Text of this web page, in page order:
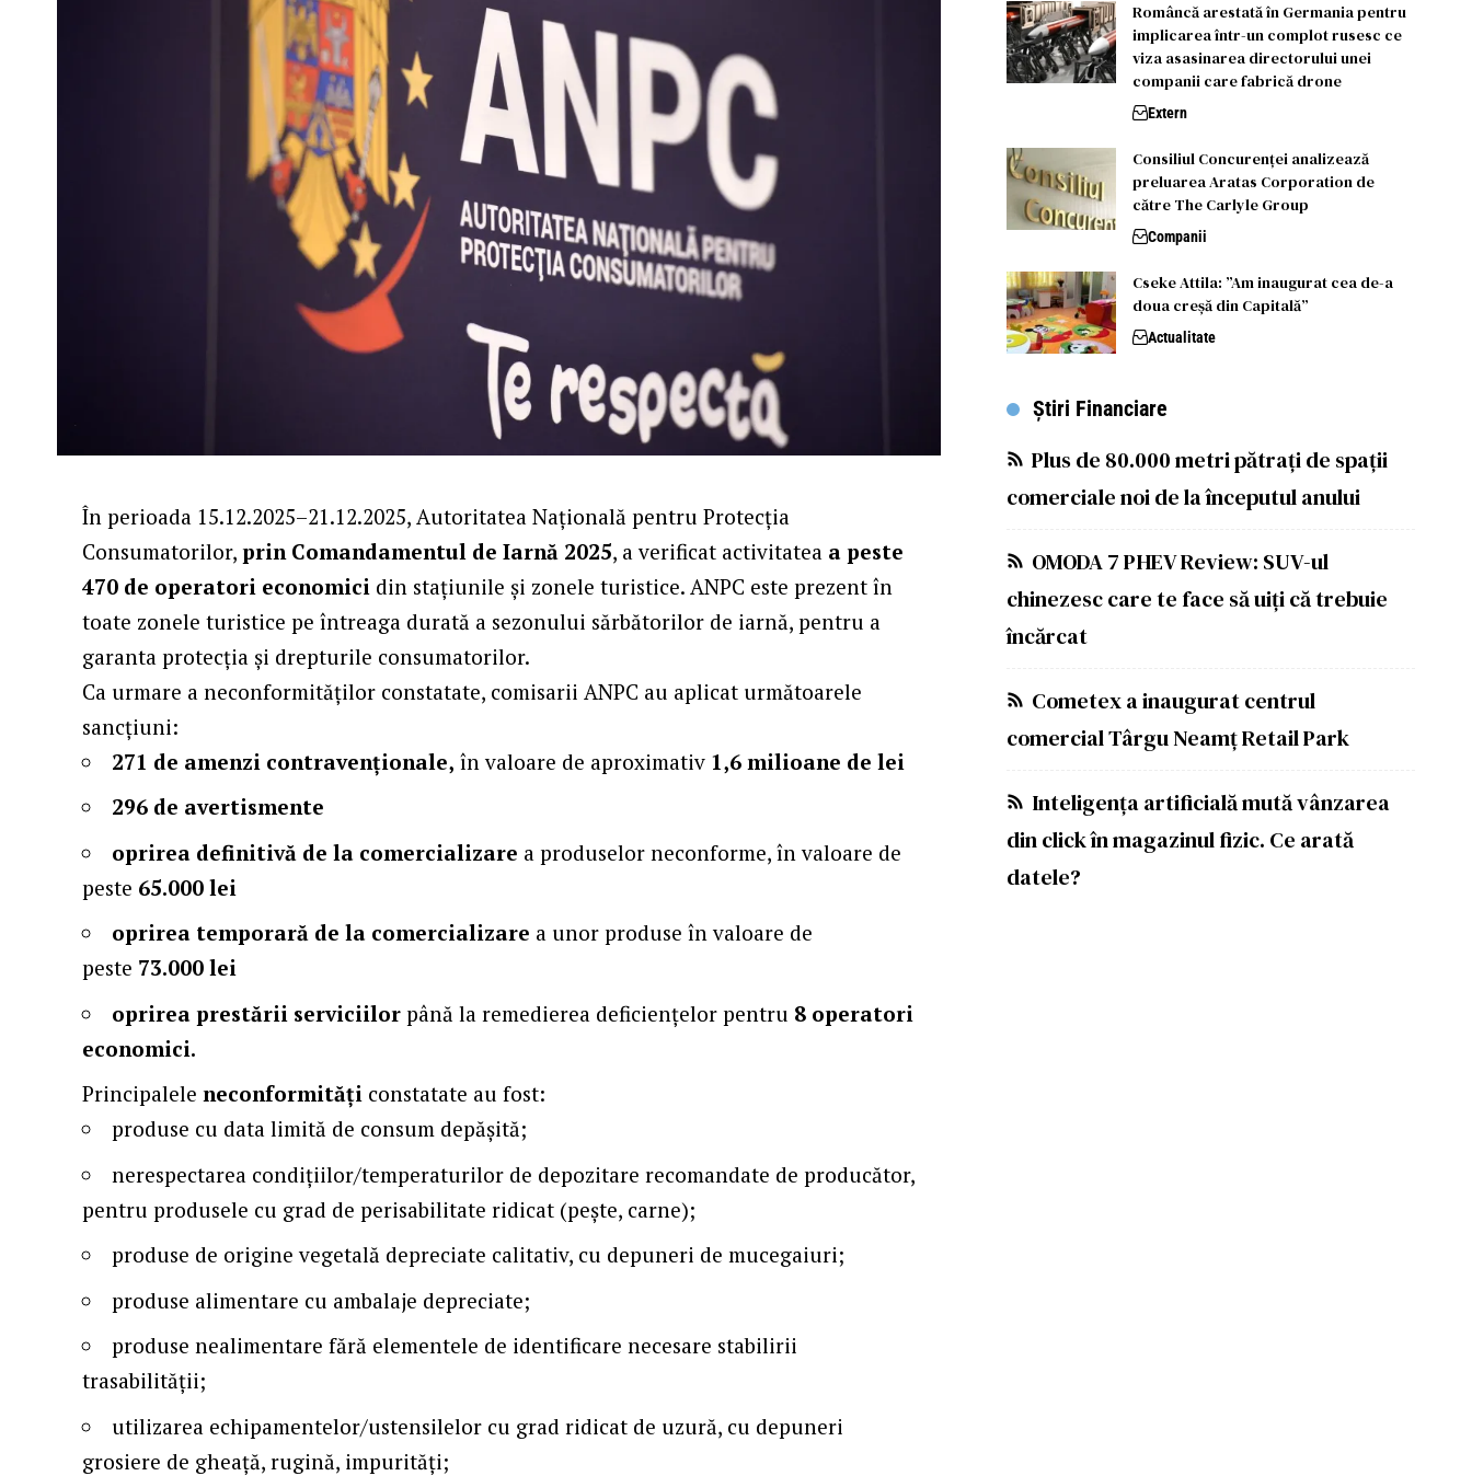
În perioada 15.12.2025–21.12.2025, Autoritatea Națională pentru Protecția
Consumatorilor,prin Comandamentul de Iarnă 2025, a verificat activitatea a peste
470 de operatori economici din stațiunile și zonele turistice. ANPC este prezent în
toate zonele turistice pe întreaga durată a sezonului sărbătorilor de iarnă, pentru a
garanta protecția și drepturile consumatorilor.
Ca urmare a neconformităților constatate, comisarii ANPC au aplicat următoarele
sancțiuni:
271 de amenzi contravenţionale, în valoare de aproximativ 1,6 milioane de lei
296 de avertismente
oprirea definitivă de la comercializare a produselor neconforme, în valoare de
peste 65.000 lei
oprirea temporară de la comercializare a unor produse în valoare de
peste 73.000 lei
oprirea prestării serviciilorpână la remedierea deficiențelor pentru 8 operatori
economici.
Principaleleneconformități constatate au fost:
produse cu data limită de consum depășită;
nerespectarea condițiilor/temperaturilor de depozitare recomandate de producător,
pentru produsele cu grad de perisabilitate ridicat (pește, carne);
produse de origine vegetală depreciate calitativ, cu depuneri de mucegaiuri;
produse alimentare cu ambalaje depreciate;
produse nealimentare fără elementele de identificare necesare stabilirii
trasabilității;
utilizarea echipamentelor/ustensilelor cu grad ridicat de uzură, cu depuneri
grosiere de gheață, rugină, impurități;
Româncă arestată în Germania pentru
implicarea într-un complot rusesc ce
viza asasinarea directorului unei
companii care fabrică drone
Extern
Consiliul Concurenței analizează
preluarea Aratas Corporation de
către The Carlyle Group
Companii
Cseke Attila: ”Am inaugurat cea de-a
doua creșă din Capitală”
Actualitate
Știri Financiare
Plus de 80.000 metri pătrați de spații
comerciale noi de la începutul anului
OMODA 7 PHEV Review: SUV-ul
chinezesc care te face să uiți că trebuie
încărcat
Cometex a inaugurat centrul
comercial Târgu Neamț Retail Park
Inteligența artificială mută vânzarea
din click în magazinul fizic. Ce arată
datele?